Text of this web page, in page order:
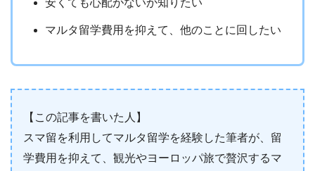
マルタ留学費用を抑えて、他のことに回したい
【この記事を書いた人】
スマ留を利用してマルタ留学を経験した筆者が、留
学費用を抑えて、観光やヨーロッパ旅で贅沢するマ